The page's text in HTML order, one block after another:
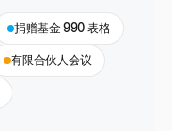
捐赠基金 990 表格
有限合伙人会议